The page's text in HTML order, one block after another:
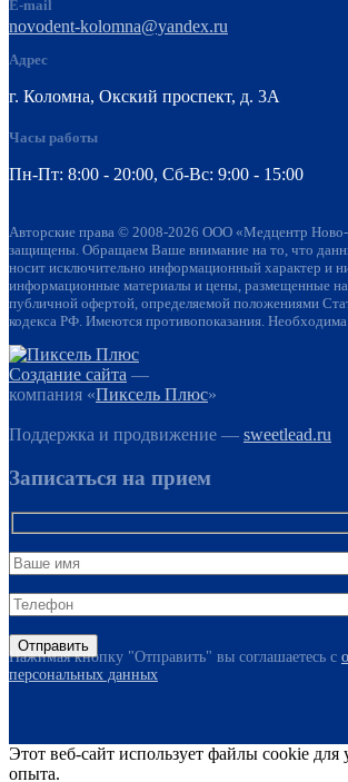
E-mail
novodent-kolomna@yandex.ru
Адрес
г. Коломна, Окский проспект, д. 3А
Часы работы
Пн-Пт: 8:00 - 20:00, Cб-Вс: 9:00 - 15:00
Авторские права © 2008-2026 ООО «Медцентр Ново-
защищены. Обращаем Ваше внимание на то, что
носит исключительно информационный характер и
информационные материалы и цены, размещенные на
публичной офертой, определяемой положениями
кодекса РФ. Имеются противопоказания. Необходима
Создание сайта —
компания «Пиксель Плюс»
Поддержка и продвижение — sweetlead.ru
Записаться на прием
Нажимая кнопку "Отправить" вы соглашаетесь с
персональных данных
Этот веб-сайт использует файлы cookie
опыта.